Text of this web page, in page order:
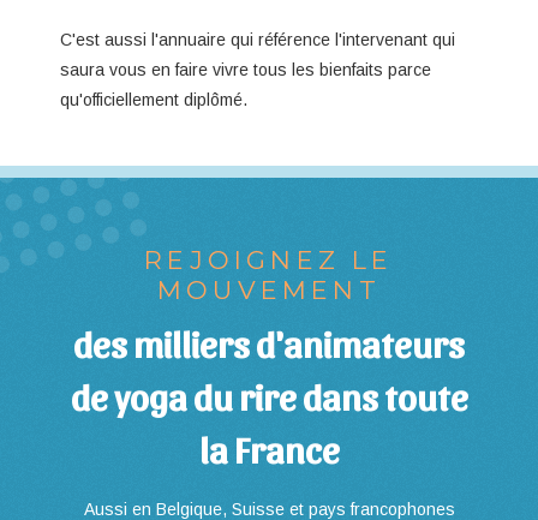
C'est aussi l'annuaire qui référence l'intervenant qui
saura vous en faire vivre tous les bienfaits parce
qu'officiellement diplômé.
REJOIGNEZ LE
MOUVEMENT
des milliers d'animateurs
de yoga du rire dans toute
la France
Aussi en Belgique, Suisse et pays francophones